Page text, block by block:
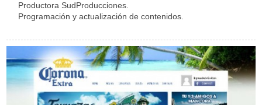
Productora SudProducciones.
Programación y actualización de contenidos.